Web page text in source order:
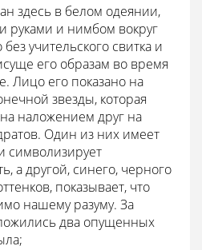
здесь в белом одеянии,
руками и нимбом вокруг
учительского свитка и
его образам во время
Лицо его показано на
звезды, которая
наложением друг на
Один из них имеет
символизирует
а другой, синего, черного
показывает, что
нашему разуму. За
два опущенных